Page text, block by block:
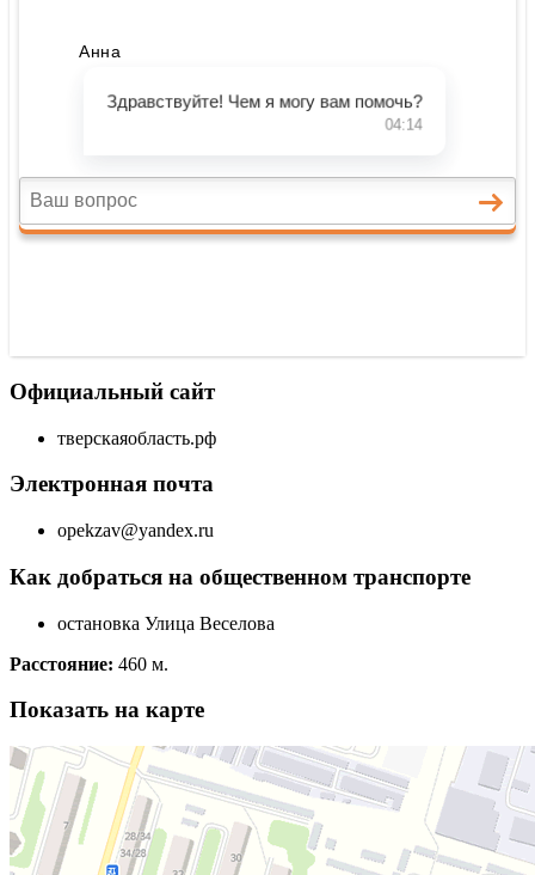
Официальный сайт
тверскаяобласть.рф
Электронная почта
opekzav@yandex.ru
Как добраться на общественном транспорте
остановка Улица Веселова
Расстояние: 460 м.
Показать на карте